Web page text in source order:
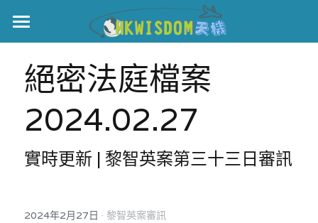
主頁
世界盃
伊美戰爭
黎智英案
美西媒體謊言實錄
宏福‧革新
港聞
絕密法庭檔案
2024.02.27
實時更新 | 黎智英案第三十三日審訊
2024年2月27日 · 黎智英案審訊